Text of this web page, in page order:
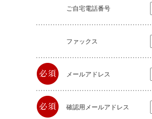
ご自宅電話番号
ファックス
メールアドレス
確認用メールアドレス